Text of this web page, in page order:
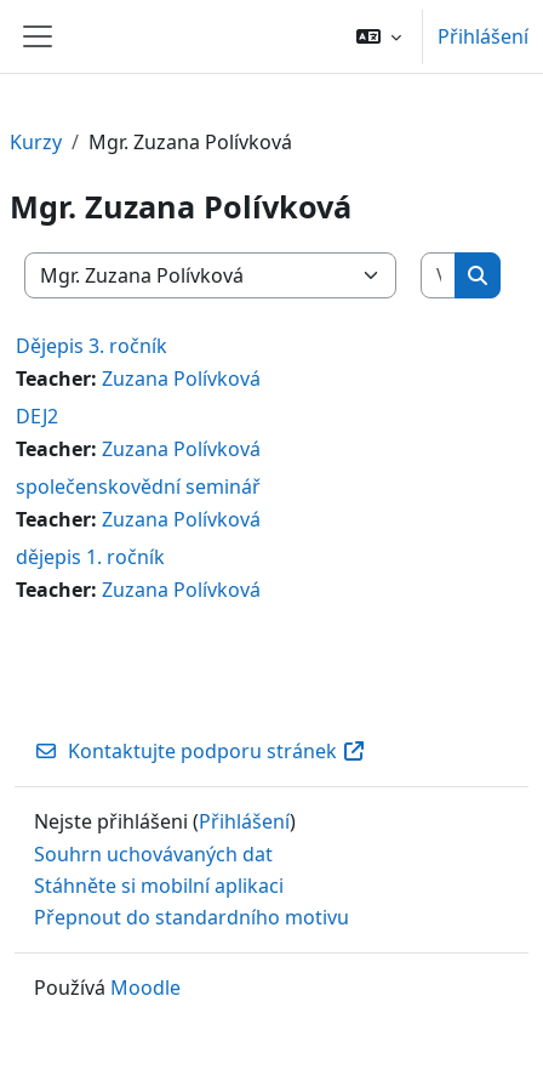
Boční panel
Přihlášení
Kurzy Mgr. Zuzana Polívková
Mgr. Zuzana Polívková
Kategorie kurzů
Dějepis 3. ročník
Teacher: Zuzana Polívková
DEJ2
Teacher: Zuzana Polívková
společenskovědní seminář
Teacher: Zuzana Polívková
dějepis 1. ročník
Teacher: Zuzana Polívková
Kontaktujte podporu stránek
Nejste přihlášeni (Přihlášení)
Souhrn uchovávaných dat
Stáhněte si mobilní aplikaci
Přepnout do standardního motivu
Používá Moodle